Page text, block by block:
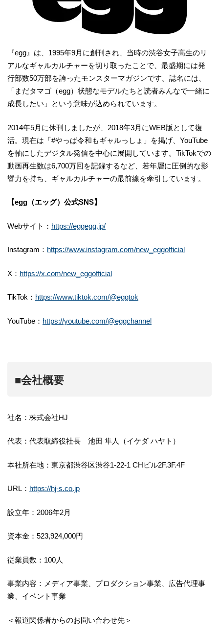
『egg』は、1995年9月に創刊され、当時の渋谷女子高生のリ
アルなギャルカルチャーを切り取ったことで、最盛期には発
行部数50万部を誇ったモンスターマガジンです。誌名には、
「まだタマゴ（egg）状態なモデルたちと読者みんなで一緒に
成長したい」という意味が込められています。
2014年5月に休刊しましたが、2018年3月にWEB版として復
活。現在は「#やっぱ令和もギャルっしょ」を掲げ、YouTube
を軸にしたデジタル発信を中心に展開しています。TikTokでの
動画再生数は6,700万回を記録するなど、若年層に圧倒的な影
響力を持ち、ギャルカルチャーの最前線を牽引しています。
【egg（エッグ）公式SNS】
Webサイト： https://eggegg.jp/
Instagram： https://www.instagram.com/new_eggofficial
X： https://x.com/new_eggofficial
TikTok： https://www.tiktok.com/@eggtok
YouTube： https://youtube.com/@eggchannel
■会社概要
社名：株式会社HJ
代表：代表取締役社長 池田 隼人（イケダ ハヤト）
本社所在地：東京都渋谷区渋谷1-22-1 CHビル2F.3F.4F
URL： https://hj-s.co.jp
設立年：2006年2月
資本金：523,924,000円
従業員数：100人
事業内容：メディア事業、プロダクション事業、広告代理事
業、イベント事業
＜報道関係者からのお問い合わせ先＞